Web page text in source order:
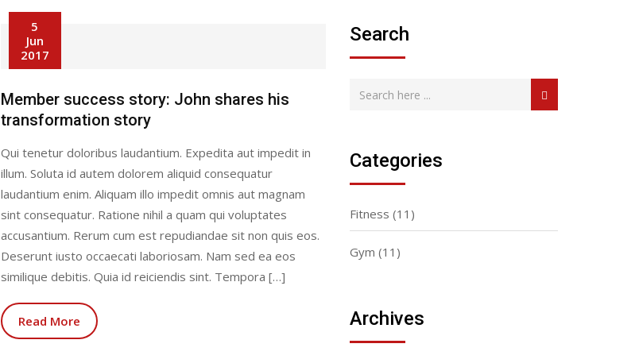
5
Jun
2017
Member success story: John shares his
transformation story
Qui tenetur doloribus laudantium. Expedita aut impedit in
illum. Soluta id autem dolorem aliquid consequatur
laudantium enim. Aliquam illo impedit omnis aut magnam
sint consequatur. Ratione nihil a quam qui voluptates
accusantium. Rerum cum est repudiandae sit non quis eos.
Deserunt iusto occaecati laboriosam. Nam sed ea eos
similique debitis. Quia id reiciendis sint. Tempora […]
Read More
Search
Categories
Fitness (11)
Gym (11)
Archives